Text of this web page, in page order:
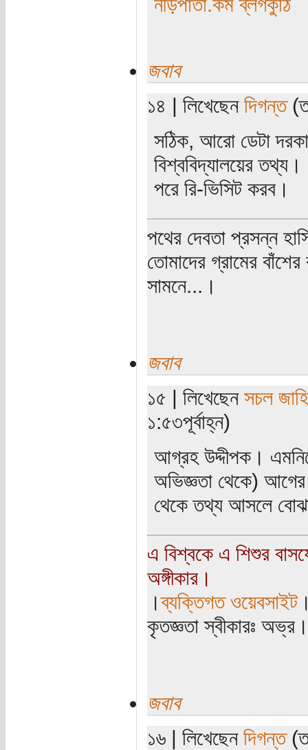
জবাব
১৪ | লিখেছেন দিগন্ত
সঠিক, আরো ডেটা
বিশ্ববিদ্যালয়ের
পরে রি-ভিসিট করব।
পথের দেবতা প্রসন্ন
তোমাদের গ্রামের
সামনে...।
জবাব
১৫ | লিখেছেন সচল
১:৫৩পূর্বাহ্ন)
আগ্রহ উদ্দীপক।
অভিজ্ঞতা থেকে)
থেকে তথ্য আসলে
এ বিশ্বকে এ শিশুর
অঙ্গীকার।
।ব্যক্তিগত ওয়েবসাইট
কৃতজ্ঞতা স্বীকারঃ অভ্র।
জবাব
১৬ | লিখেছেন দিগন্ত